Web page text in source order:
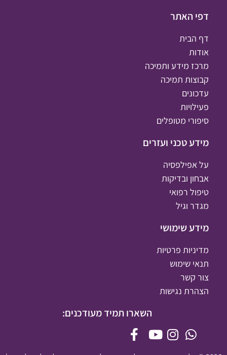
דפי האתר
דף הבית
אודות
מרכז מידע ותמיכה
קבוצות תמיכה
עדכונים
פעילויות
סיפורי מטופלים
מידע טכני ועזרים
על אפילפסיה
אבחון ובדיקות
טיפול רפואי
מגדר וגיל
מידע שימושי
מדיניות פרטיות
תנאי שימוש
צור קשר
הצהרת נגישות
השארו תמיד מעודכנים: